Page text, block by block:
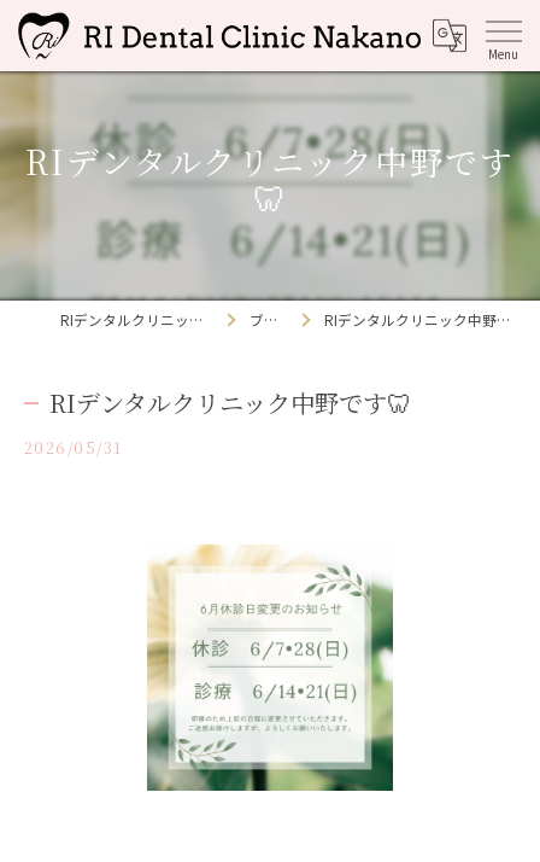
RIデンタルクリニック中野です
🦷
RIデンタルクリニック中野 ブログ RIデンタルクリニック中野です🦷
RIデンタルクリニック中野です🦷
2026/05/31